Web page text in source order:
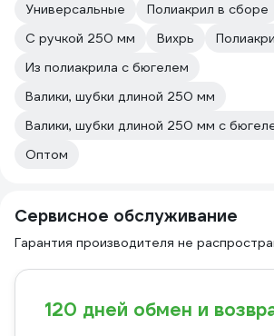
Универсальные
Полиакрил в сборе
С ручкой 250 мм
Вихрь
Из полиакрила с бюгелем
Валики, шубки длиной 250 мм
Валики, шубки длиной 250 мм с
Оптом
Сервисное обслуживание
Гарантия производителя не
120 дней обмен и